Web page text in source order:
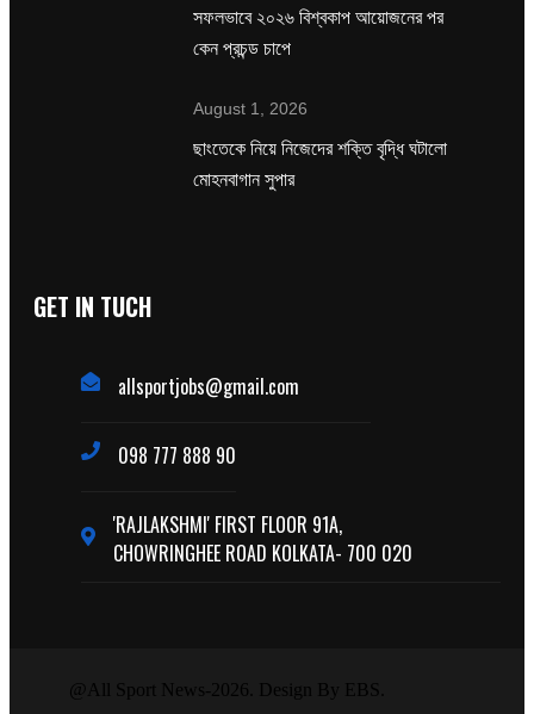
সফলভাবে ২০২৬ বিশ্বকাপ আয়োজনের পর
কেন প্রচন্ড চাপে
August 1, 2026
ছাংতেকে নিয়ে নিজেদের শক্তি বৃদ্ধি ঘটালো
মোহনবাগান সুপার
GET IN TUCH
allsportjobs@gmail.com
098 777 888 90
'RAJLAKSHMI' FIRST FLOOR 91A,
CHOWRINGHEE ROAD KOLKATA- 700 020
@All Sport News-2026. Design By EBS.